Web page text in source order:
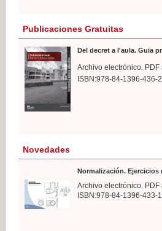
Publicaciones Gratuitas
Del decret a l'aula. Guia
Archivo electrónico. PDF
ISBN:978-84-1396-436-2
Novedades
Normalización.
Archivo electrónico. PDF
ISBN:978-84-1396-433-1